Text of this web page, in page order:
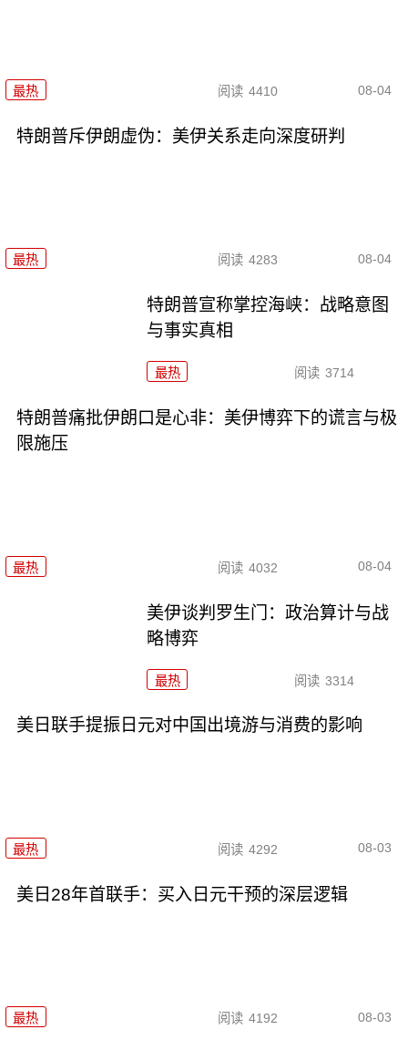
最热 阅读 4410 08-04
特朗普斥伊朗虚伪：美伊关系走向深度研判
最热 阅读 4283 08-04
特朗普宣称掌控海峡：战略意图
与事实真相
最热 阅读 3714
特朗普痛批伊朗口是心非：美伊博弈下的谎言与极
限施压
最热 阅读 4032 08-04
美伊谈判罗生门：政治算计与战
略博弈
最热 阅读 3314
美日联手提振日元对中国出境游与消费的影响
最热 阅读 4292 08-03
美日28年首联手：买入日元干预的深层逻辑
最热 阅读 4192 08-03